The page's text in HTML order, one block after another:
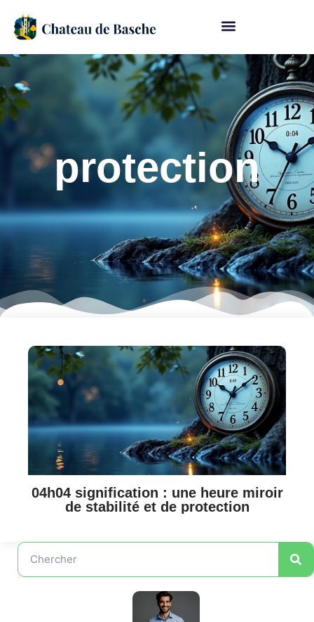
protection
04h04 signification : une heure miroir
de stabilité et de protection